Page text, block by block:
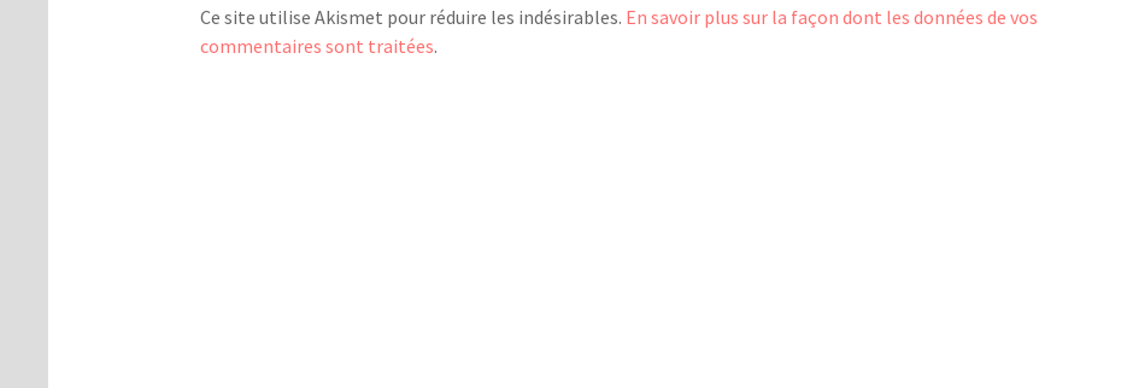
Ce site utilise Akismet pour réduire les indésirables. En savoir plus sur la façon dont les données de vos
commentaires sont traitées.